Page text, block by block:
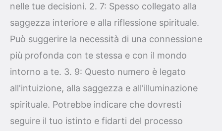
nelle tue decisioni. 2. 7: Spesso collegato alla
saggezza interiore e alla riflessione spirituale.
Può suggerire la necessità di una connessione
più profonda con te stessa e con il mondo
intorno a te. 3. 9: Questo numero è legato
all'intuizione, alla saggezza e all'illuminazione
spirituale. Potrebbe indicare che dovresti
seguire il tuo istinto e fidarti del processo